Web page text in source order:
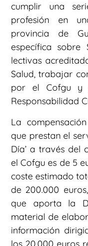
cumplir una
profesión en
provincia de
específica sobre
lectivas
Salud, trabajar
por el Cofgu y
Responsabilidad
La
que prestan el
Día’ a través del
el Cofgu es de 5
coste estimado
de 200.000
que aporta la
material de
información
los 20.000 euros